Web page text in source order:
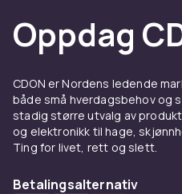
Oppdag
CDON er Nordens ledende
både små hverdagsbehov og
stadig større utvalg av
og elektronikk til hage,
Ting for livet, rett og slett.
Betalingsalternativ